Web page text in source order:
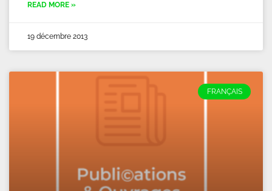
READ MORE »
19 décembre 2013
FRANÇAIS